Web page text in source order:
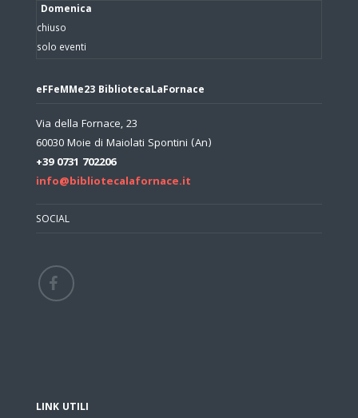
Domenica
chiuso
solo eventi
eFFeMMe23 BibliotecaLaFornace
Via della Fornace, 23
60030 Moie di Maiolati Spontini (An)
+39 0731 702206
info@bibliotecalafornace.it
SOCIAL
LINK UTILI